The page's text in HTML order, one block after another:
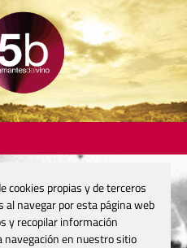
cookies propias y de terceros
al navegar por esta página web
y recopilar información
en nuestro sitio